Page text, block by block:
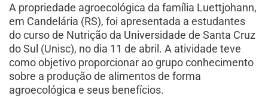
A propriedade agroecológica da família Luettjohann,
em Candelária (RS), foi apresentada a estudantes
do curso de Nutrição da Universidade de Santa Cruz
do Sul (Unisc), no dia 11 de abril. A atividade teve
como objetivo proporcionar ao grupo conhecimento
sobre a produção de alimentos de forma
agroecológica e seus benefícios.